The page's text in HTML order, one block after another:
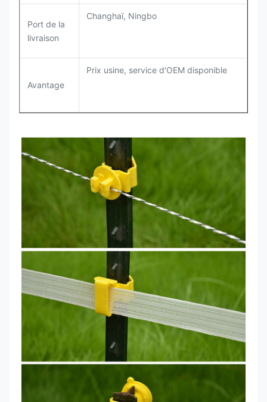
Port de la
livraison
Changhaï, Ningbo
Avantage
Prix usine, service d'OEM disponible